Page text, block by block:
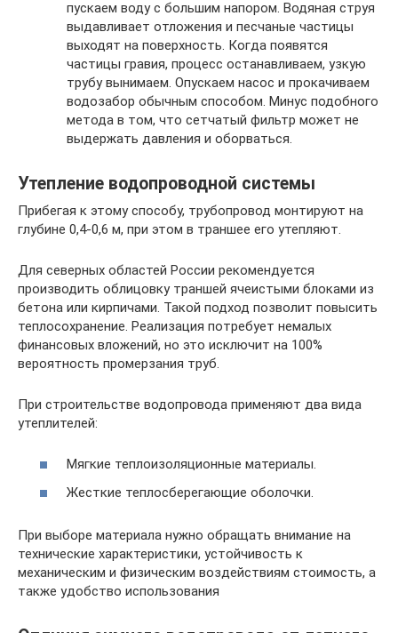
пускаем воду с большим напором. Водяная струя
выдавливает отложения и песчаные частицы
выходят на поверхность. Когда появятся
частицы гравия, процесс останавливаем, узкую
трубу вынимаем. Опускаем насос и прокачиваем
водозабор обычным способом. Минус подобного
метода в том, что сетчатый фильтр может не
выдержать давления и оборваться.
Утепление водопроводной системы
Прибегая к этому способу, трубопровод монтируют на
глубине 0,4-0,6 м, при этом в траншее его утепляют.
Для северных областей России рекомендуется
производить облицовку траншей ячеистыми блоками из
бетона или кирпичами. Такой подход позволит повысить
теплосохранение. Реализация потребует немалых
финансовых вложений, но это исключит на 100%
вероятность промерзания труб.
При строительстве водопровода применяют два вида
утеплителей:
Мягкие теплоизоляционные материалы.
Жесткие теплосберегающие оболочки.
При выборе материала нужно обращать внимание на
технические характеристики, устойчивость к
механическим и физическим воздействиям стоимость, а
также удобство использования